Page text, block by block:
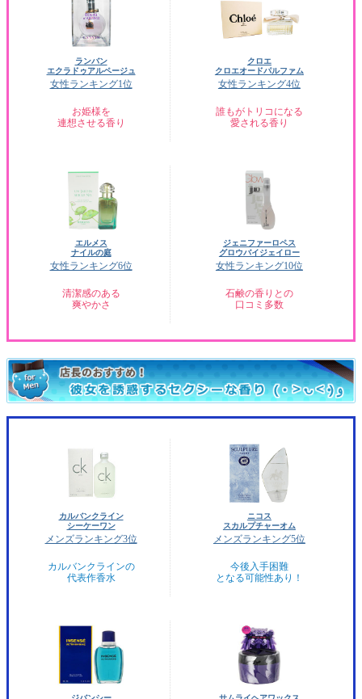
ランバン
エクラドゥアルページュ
女性ランキング1位
お姫様を
連想させる香り
クロエ
クロエオードパルファム
女性ランキング4位
誰もがトリコになる
愛される香り
エルメス
ナイルの庭
女性ランキング6位
清潔感のある
爽やかさ
ジェニファーロペス
グロウバイジェイロー
女性ランキング10位
石鹸の香りとの
口コミ多数
カルバンクライン
シーケーワン
メンズランキング3位
カルバンクラインの
代表作香水
ニコス
スカルプチャーオム
メンズランキング5位
今後入手困難
となる可能性あり！